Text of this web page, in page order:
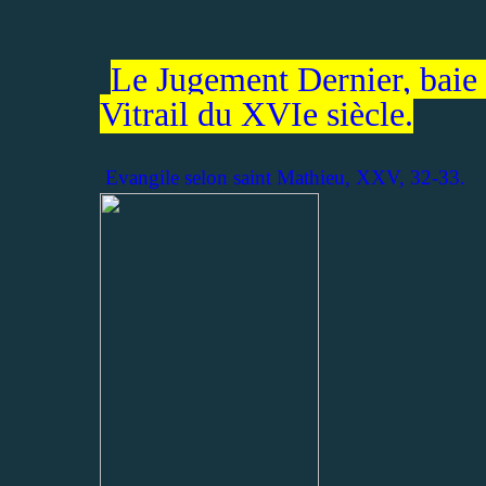
Le Jugement Dernier,
Vitrail du XVIe siècle.
Evangile selon saint Mathieu, XXV, 32-33.